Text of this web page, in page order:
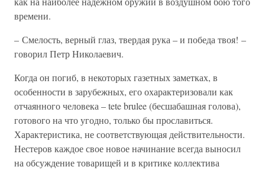
времени.
– Смелость, верный глаз, твердая рука – и победа твоя! –
говорил Петр Николаевич.
Когда он погиб, в некоторых газетных заметках, в
особенности в зарубежных, его охарактеризовали как
отчаянного человека – tete brulee (бесшабашная голова),
готового на что угодно, только бы прославиться.
Характеристика, не соответствующая действительности.
Нестеров каждое свое новое начинание всегда выносил
на обсуждение товарищей и в критике коллектива